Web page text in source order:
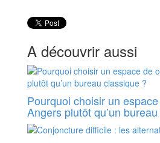
A découvrir aussi
Pourquoi choisir un
Angers plutôt qu’un